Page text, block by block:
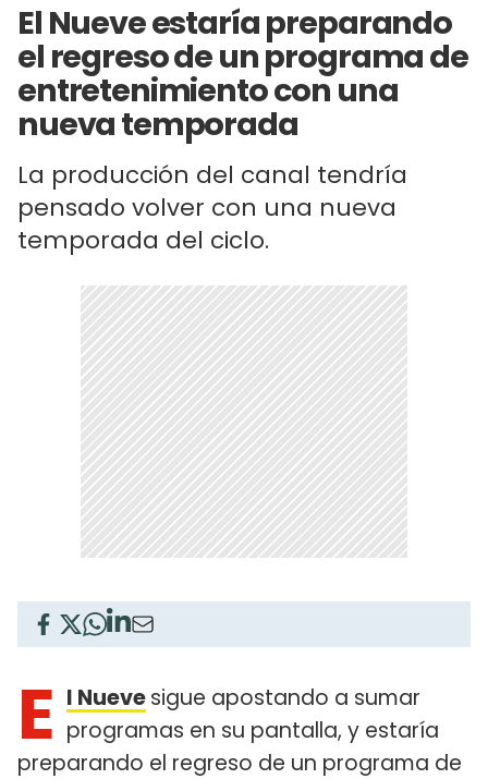
El Nueve estaría preparando
el regreso de un programa de
entretenimiento con una
nueva temporada
La producción del canal tendría
pensado volver con una nueva
temporada del ciclo.
E l Nuevesigue apostando a sumar
programas en su pantalla, y estaría
preparando el regreso de un programa de